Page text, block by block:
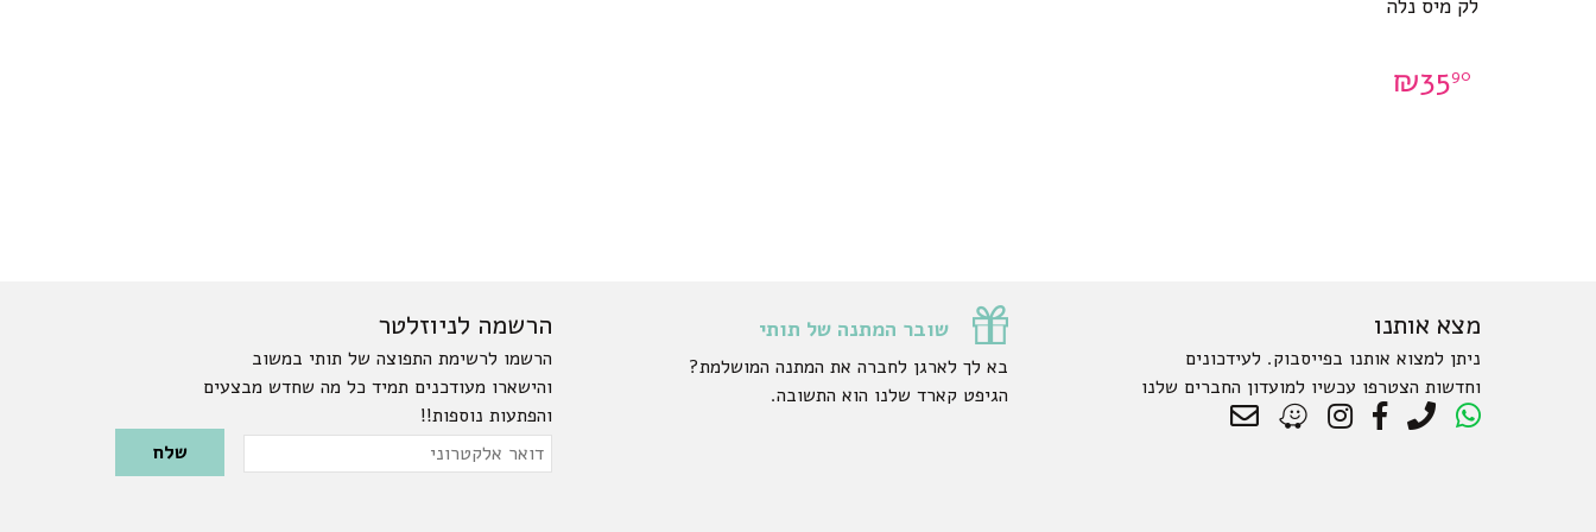
לק מיס נלה
₪3590
מצא אותנו
ניתן למצוא אותנו בפייסבוק. לעידכונים
וחדשות הצטרפו עכשיו למועדון החברים שלנו
שובר המתנה של תותי
בא לך לארגן לחברה את המתנה המושלמת?
הגיפט קארד שלנו הוא התשובה.
הרשמה לניוזלטר
הרשמו לרשימת התפוצה של תותי במשוב
והישארו מעודכנים תמיד כל מה שחדש מבצעים
והפתעות נוספות!!
Please leave this field empty.
דואר